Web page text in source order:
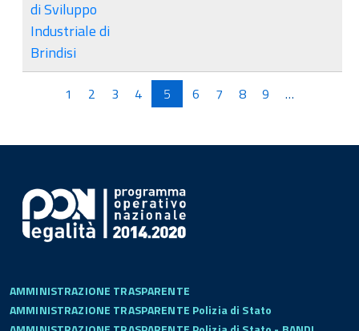
di Sviluppo
Industriale di
Brindisi
1 2 3 4 5 6 7 8 9 …
AMMINISTRAZIONE TRASPARENTE
AMMINISTRAZIONE TRASPARENTE Polizia di Stato